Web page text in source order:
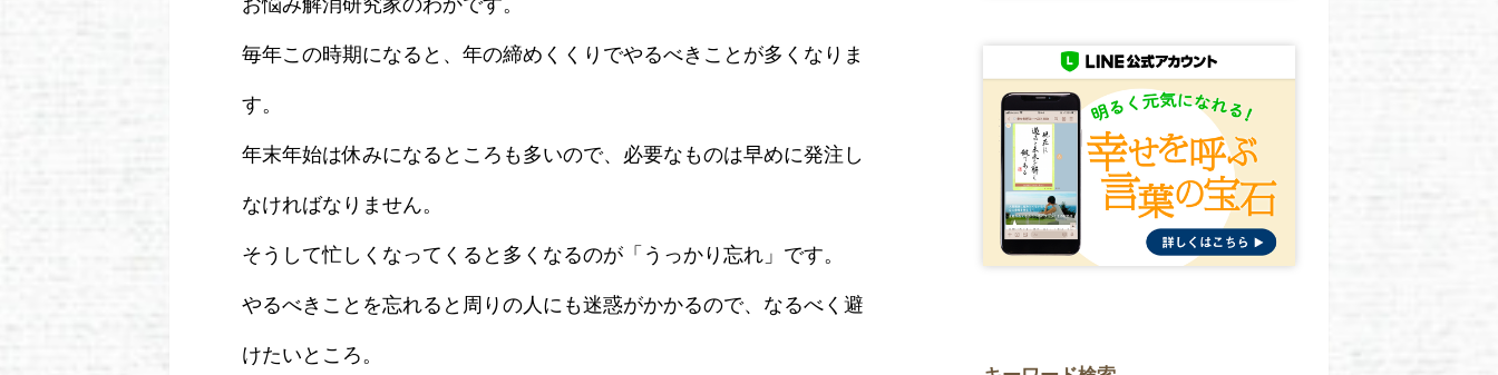
お悩み解消研究家のわかです。
毎年この時期になると、年の締めくくりでやるべきことが多くなりま
す。
年末年始は休みになるところも多いので、必要なものは早めに発注し
なければなりません。
そうして忙しくなってくると多くなるのが「うっかり忘れ」です。
やるべきことを忘れると周りの人にも迷惑がかかるので、なるべく避
けたいところ。